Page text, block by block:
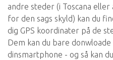
andre steder (i Toscana
for den sags skyld) kan du
dig GPS koordinater på de
Dem kan du bare
dinsmartphone - og så kan